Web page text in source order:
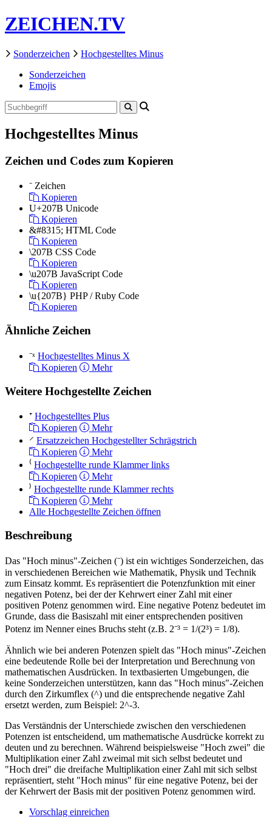
ZEICHEN.TV
Sonderzeichen
Hochgestelltes Minus
Sonderzeichen
Emojis
Hochgestelltes Minus
Zeichen und Codes zum Kopieren
⁻ Zeichen
Kopieren
U+207B Unicode
Kopieren
&#8315; HTML Code
Kopieren
\207B CSS Code
Kopieren
\u207B JavaScript Code
Kopieren
\u{207B} PHP / Ruby Code
Kopieren
Ähnliche Zeichen
⁻ˣ Hochgestelltes Minus X
Kopieren
Mehr
Weitere Hochgestellte Zeichen
⁺ Hochgestelltes Plus
Kopieren
Mehr
⸍ Ersatzzeichen Hochgestellter Schrägstrich
Kopieren
Mehr
⁽ Hochgestellte runde Klammer links
Kopieren
Mehr
⁾ Hochgestellte runde Klammer rechts
Kopieren
Mehr
Alle Hochgestellte Zeichen öffnen
Beschreibung
Das "Hoch minus"-Zeichen (⁻) ist ein wichtiges Sonderzeichen, das
in verschiedenen Bereichen wie Mathematik, Physik und Technik
zum Einsatz kommt. Es repräsentiert die Potenzfunktion mit einer
negativen Potenz, bei der der Kehrwert einer Zahl mit einer
positiven Potenz genommen wird. Eine negative Potenz bedeutet im
Grunde, dass die Basiszahl mit einer entsprechenden positiven
Potenz im Nenner eines Bruchs steht (z.B. 2⁻³ = 1/(2³) = 1/8).
Ähnlich wie bei anderen Potenzen spielt das "Hoch minus"-Zeichen
eine bedeutende Rolle bei der Interpretation und Berechnung von
mathematischen Ausdrücken. In textbasierten Umgebungen, die
keine Sonderzeichen unterstützen, kann das "Hoch minus"-Zeichen
durch den Zirkumflex (^) und die entsprechende negative Zahl
ersetzt werden, zum Beispiel: 2^-3.
Das Verständnis der Unterschiede zwischen den verschiedenen
Potenzen ist entscheidend, um mathematische Ausdrücke korrekt zu
deuten und zu berechnen. Während beispielsweise "Hoch zwei" die
Multiplikation einer Zahl zweimal mit sich selbst bedeutet und
"Hoch drei" die dreifache Multiplikation einer Zahl mit sich selbst
repräsentiert, steht "Hoch minus" für eine negative Potenz, bei der
der Kehrwert der Basis mit der positiven Potenz genommen wird.
Vorschlag einreichen